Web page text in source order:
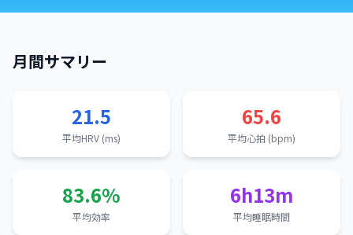
月間サマリー
21.5
平均HRV (ms)
65.6
平均心拍 (bpm)
83.6%
平均効率
6h13m
平均睡眠時間